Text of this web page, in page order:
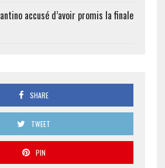
accusé d’avoir promis la finale
SHARE
TWEET
PIN